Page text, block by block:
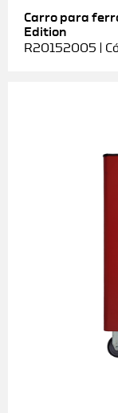
Carro para
Edition
R20152005 |